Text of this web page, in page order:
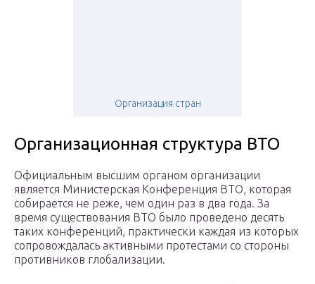
Организация стран
Организационная структура ВТО
Официальным высшим органом организации
является Министерская Конференция ВТО, которая
собирается не реже, чем один раз в два года. За
время существования ВТО было проведено десять
таких конференций, практически каждая из которых
сопровождалась активными протестами со стороны
противников глобализации.